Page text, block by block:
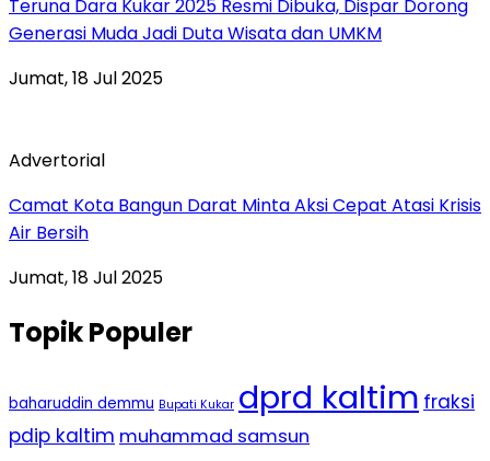
Teruna Dara Kukar 2025 Resmi Dibuka, Dispar Dorong
Generasi Muda Jadi Duta Wisata dan UMKM
Jumat, 18 Jul 2025
Advertorial
Camat Kota Bangun Darat Minta Aksi Cepat Atasi Krisis
Air Bersih
Jumat, 18 Jul 2025
Topik Populer
baharuddin demmu Bupati Kukar dprd kaltim fraksi
pdip kaltim muhammad samsun